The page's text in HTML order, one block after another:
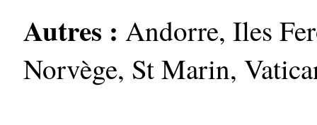
Autres : Andorre, Iles
Norvège, St Marin,